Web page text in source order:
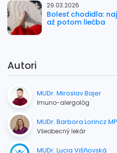
29.03.2026
Bolesť chodidla:
až potom liečba
Autori
MUDr. Miroslav Bajer
Imuno-alergológ
MUDr. Barbora Lorincz
Všeobecný lekár
MUDr. Lucia Višňovská